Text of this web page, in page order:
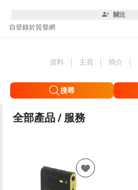
關注
自登錄於貿發網
資料 主頁 簡介
搜尋
全部產品 / 服務